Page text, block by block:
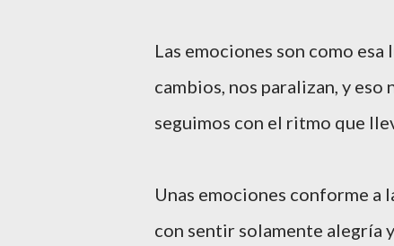
Las emociones son como
cambios, nos paralizan, y
seguimos con el ritmo que
Unas emociones conforme a
con sentir solamente alegría